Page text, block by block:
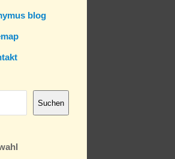
blog
Suchen